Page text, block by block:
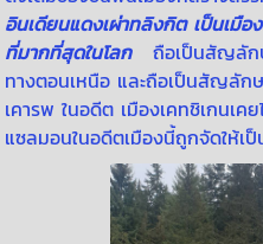
อินเดียนแดงเผ่าทลิงกิต เป็นเมือ
ที่มากที่สุดในโลกถือเป็นสัญลักษ
ทางตอนเหนือ และถือเป็นสัญลัก
เคารพ ในอดีต เมืองเคทชิเกนเค
แซลมอนในอดีตเมืองนี้ถูกจัดให้เ